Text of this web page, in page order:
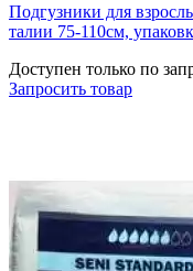
Подгузники для
талии 75-110см,
Доступен только по
Запросить товар